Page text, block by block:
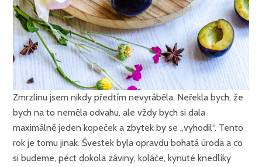
Zmrzlinu jsem nikdy předtím nevyráběla. Neřekla bych, že
bych na to neměla odvahu, ale vždy bych si dala
maximálně jeden kopeček a zbytek by se „vyhodil“. Tento
rok je tomu jinak. Švestek byla opravdu bohatá úroda a co
si budeme, péct dokola záviny, koláče, kynuté knedlíky